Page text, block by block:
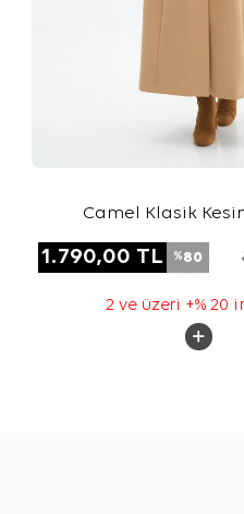
Camel Klasik
1.790,00 TL %80
2 ve üzeri +% 20